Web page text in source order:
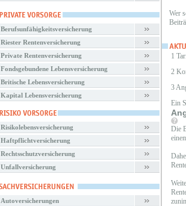
Berufsunfähigkeitsversicherung
Riester Rentenversicherung
Private Rentenversicherung
Fondsgebundene Lebensversicherung
Britische Lebensversicherung
Kapital Lebensversicherung
Risikolebensversicherung
Haftpflichtversicherung
Rechtsschutzversicherung
Unfallversicherung
Autoversicherungen
Wer
1
2
3
Ein
Die